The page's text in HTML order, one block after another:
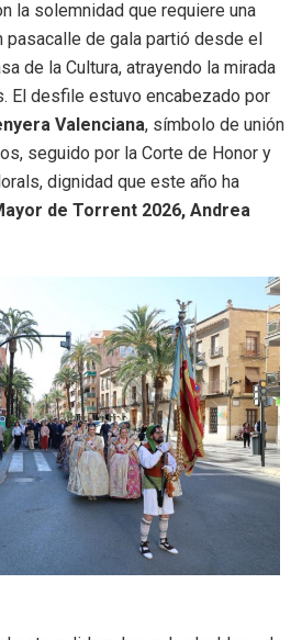
la solemnidad que requiere una
pasacalle de gala partió desde el
de la Cultura, atrayendo la mirada
El desfile estuvo encabezado por
Valenciana, símbolo de unión
seguido por la Corte de Honor y
dignidad que este año ha
de Torrent 2026, Andrea